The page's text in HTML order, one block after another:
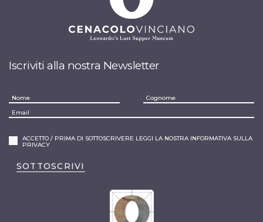
Iscriviti alla nostra Newsletter
ACCETTO / PRIMA DI SOTTOSCRIVERE LEGGI LA NOSTRA INFORMATIVA SULLA
PRIVACY
SOTTOSCRIVI